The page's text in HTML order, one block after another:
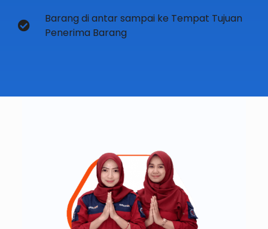
Barang di antar sampai ke Tempat Tujuan
Penerima Barang